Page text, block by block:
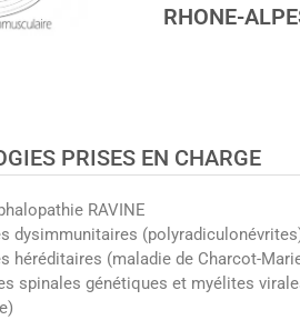
RHONE-
PRISES EN CHARGE
RAVINE
dysimmunitaires
héréditaires (maladie de Charcot-
spinales génétiques et myélites